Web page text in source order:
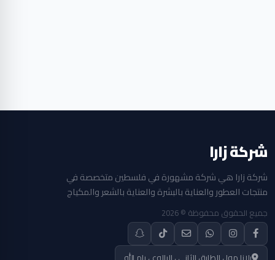
شركة زارا
شركة زارا هي شركة مشهورة في فلسطين متخصصة في
منتجات العطور والعناية بالبشرة والعناية بالشعر والمكياج
جميع الحقوق محفوظة © 2026